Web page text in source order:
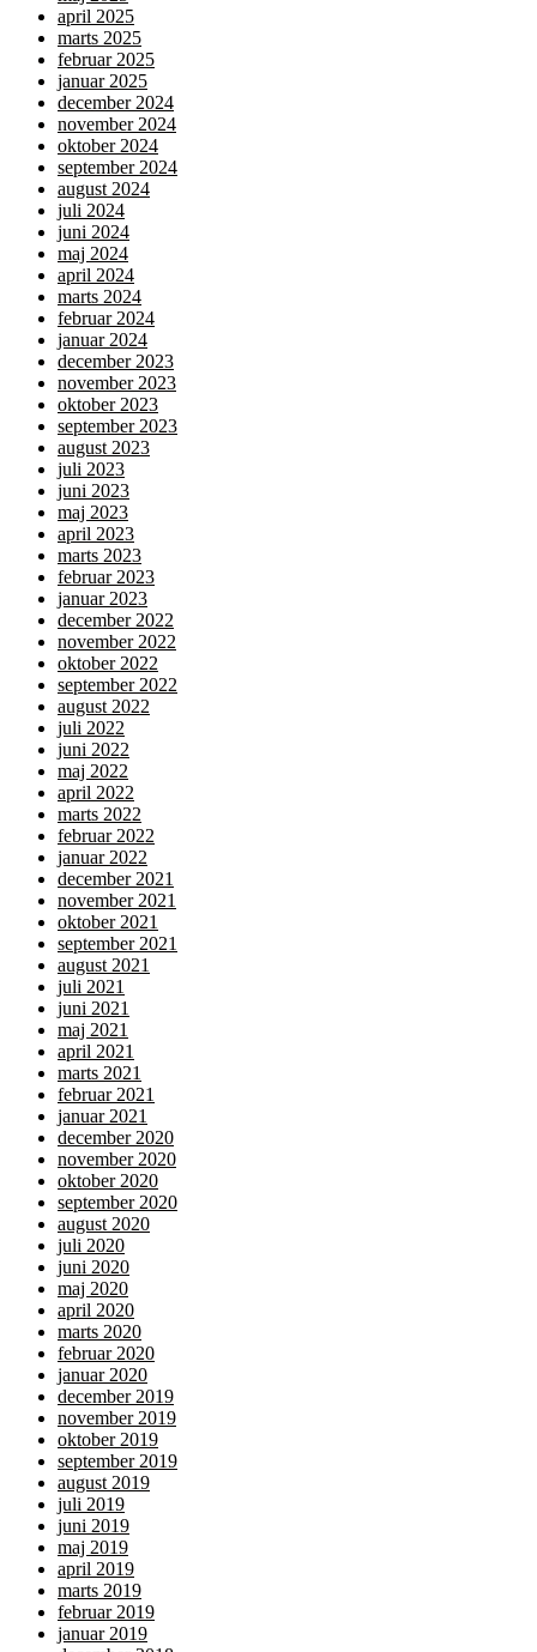
april 2025
marts 2025
februar 2025
januar 2025
december 2024
november 2024
oktober 2024
september 2024
august 2024
juli 2024
juni 2024
maj 2024
april 2024
marts 2024
februar 2024
januar 2024
december 2023
november 2023
oktober 2023
september 2023
august 2023
juli 2023
juni 2023
maj 2023
april 2023
marts 2023
februar 2023
januar 2023
december 2022
november 2022
oktober 2022
september 2022
august 2022
juli 2022
juni 2022
maj 2022
april 2022
marts 2022
februar 2022
januar 2022
december 2021
november 2021
oktober 2021
september 2021
august 2021
juli 2021
juni 2021
maj 2021
april 2021
marts 2021
februar 2021
januar 2021
december 2020
november 2020
oktober 2020
september 2020
august 2020
juli 2020
juni 2020
maj 2020
april 2020
marts 2020
februar 2020
januar 2020
december 2019
november 2019
oktober 2019
september 2019
august 2019
juli 2019
juni 2019
maj 2019
april 2019
marts 2019
februar 2019
januar 2019